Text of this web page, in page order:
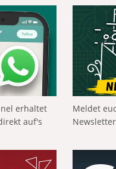
erhaltet
auf's
Meldet